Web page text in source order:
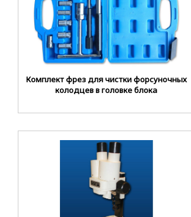
Комплект фрез для чистки форсуночных
колодцев в головке блока